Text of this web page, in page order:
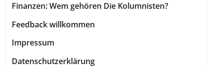
Finanzen: Wem gehören Die Kolumnisten?
Feedback willkommen
Impressum
Datenschutzerklärung